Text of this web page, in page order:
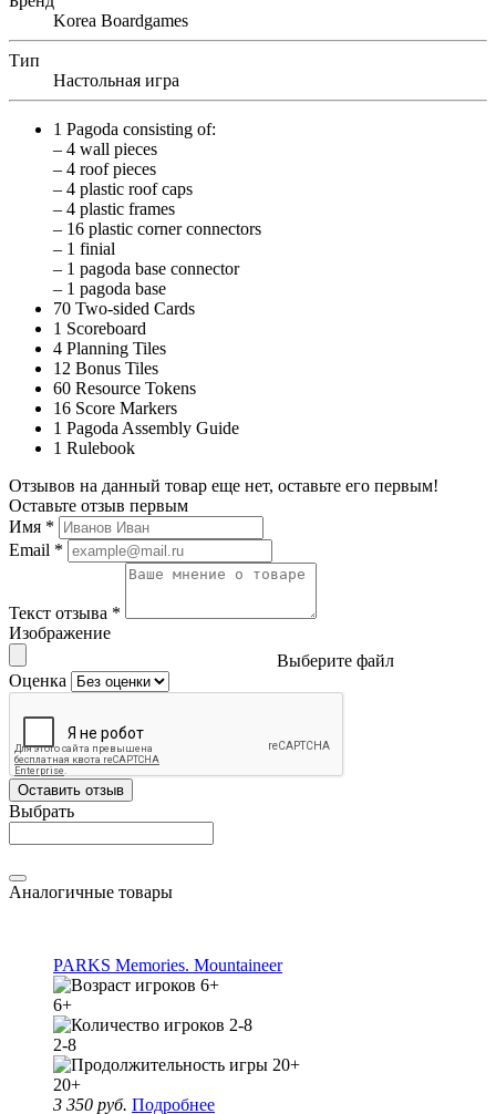
Korea Boardgames
Тип
Настольная игра
1 Pagoda consisting of:
– 4 wall pieces
– 4 roof pieces
– 4 plastic roof caps
– 4 plastic frames
– 16 plastic corner connectors
– 1 finial
– 1 pagoda base connector
– 1 pagoda base
70 Two-sided Cards
1 Scoreboard
4 Planning Tiles
12 Bonus Tiles
60 Resource Tokens
16 Score Markers
1 Pagoda Assembly Guide
1 Rulebook
Отзывов на данный товар еще нет, оставьте его первым!
Оставьте отзыв первым
Имя *
Email *
Текст отзыва *
Изображение
Выберите файл
Оценка
Оставить отзыв
Выбрать
Аналогичные товары
PARKS Memories. Mountaineer
6+
2-8
20+
3 350 руб. Подробнее